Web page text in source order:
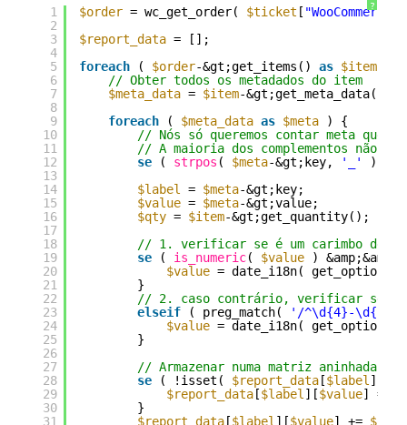
?
1
2
3
4
5
6
7
8
9
10
11
12
13
14
15
16
17
18
19
20
21
22
23
24
25
26
27
28
29
30
31
$order = wc_get_order( $ticket [
$report_data = [];
foreach
( $order-&gt;get_items() as $item
// Obter todos os metadados do item
$meta_data = $item-&gt;get_meta_data();
foreach
( $meta_data as $meta
) {
// Nós só queremos contar meta que
// A maioria dos complementos não
se
( strpos ( $meta-&gt;key, '_'
)
$label = $meta-&gt;key;
$value = $meta-&gt;value;
$qty = $item-&gt;get_quantity();
// 1. verificar se é um carimbo de
se
( is_numeric( $value ) &amp;&amp;
$value = date_i18n( get_option(
}
// 2. caso contrário, verificar se se
elseif
( preg_match(
'/^\d{4}-\d{2}-
$value = date_i18n( get_option(
}
// Armazenar numa matriz aninhada:
se
( !isset( $report_data [$label][
$report_data [$label][$value] = 0;
}
$report_data [$label][$value] += $qty